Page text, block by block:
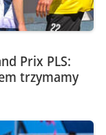
Prix PLS:
trzymamy